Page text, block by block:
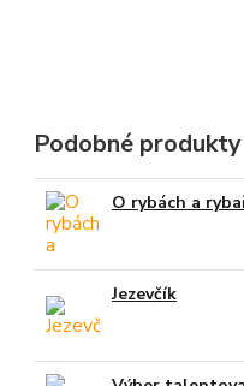
Podobné produkty
O rybách a
Jezevčík